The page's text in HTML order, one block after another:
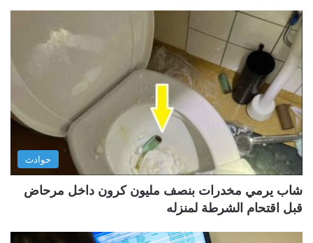
حوادث
شاب يرمي مخدرات بنصف مليون كرون داخل مرحاض
قبل اقتحام الشرطة لمنزله